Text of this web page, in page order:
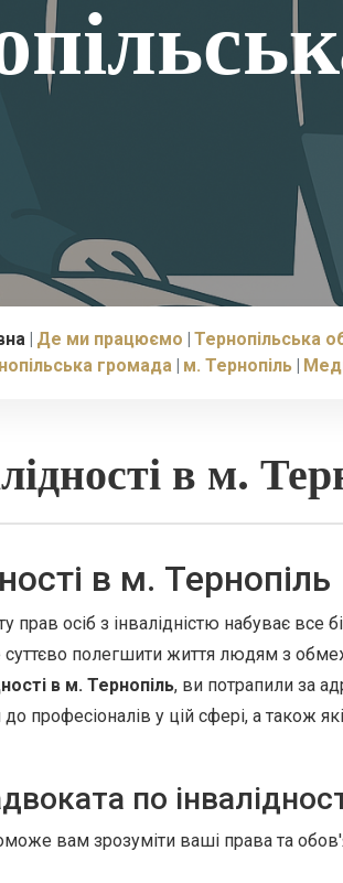
Де ми працюємо Тернопільська
громада м. Тернопіль
в м.
в м. Тернопіль
прав осіб з інвалідністю набуває все
полегшити життя людям з
в м. Тернопіль, ви потрапили за
професіоналів у цій сфері, а також
по
вам зрозуміти ваші права та